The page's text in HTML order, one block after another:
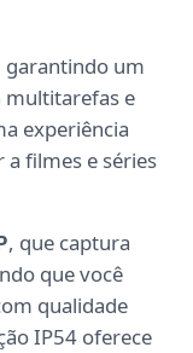
garantindo um
multitarefas e
experiência
filmes e séries
, que captura
que você
qualidade
IP54 oferece